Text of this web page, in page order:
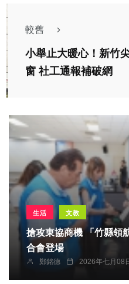
較舊
小舉止大暖心！新竹
窗 社工通報補破網
生活 文教
搶攻東協商機 「竹縣領航・南向躍升」國際交流媒
合會登場
鄭銘德 2026年七月08